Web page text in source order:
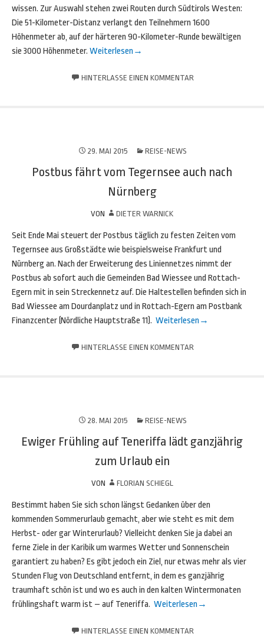
wissen. Zur Auswahl stehen zwei Routen durch Südtirols Westen:
Die 51-Kilometer-Distanz verlangt den Teilnehmern 1600
Höhenmeter ab, auf der härteren 90-Kilometer-Runde bewältigen
sie 3000 Höhenmeter. Weiterlesen →
HINTERLASSE EINEN KOMMENTAR
29. MAI 2015 REISE-NEWS
Postbus fährt vom Tegernsee auch nach
Nürnberg
VON DIETER WARNICK
Seit Ende Mai steuert der Postbus täglich zu festen Zeiten vom
Tegernsee aus Großstädte wie beispielsweise Frankfurt und
Nürnberg an. Nach der Erweiterung des Liniennetzes nimmt der
Postbus ab sofort auch die Gemeinden Bad Wiessee und Rottach-
Egern mit in sein Streckennetz auf. Die Haltestellen befinden sich in
Bad Wiessee am Dourdanplatz und in Rottach-Egern am Postbank
Finanzcenter (Nördliche Hauptstraße 11). Weiterlesen →
HINTERLASSE EINEN KOMMENTAR
28. MAI 2015 REISE-NEWS
Ewiger Frühling auf Teneriffa lädt ganzjährig
zum Urlaub ein
VON FLORIAN SCHIEGL
Bestimmt haben Sie sich schon längst Gedanken über den
kommenden Sommerurlaub gemacht, aber wie steht es mit dem
Herbst- oder gar Winterurlaub? Vielleicht denken Sie ja dabei an
ferne Ziele in der Karibik um warmes Wetter und Sonnenschein
garantiert zu haben? Es gibt jedoch ein Ziel, nur etwas mehr als vier
Stunden Flug von Deutschland entfernt, in dem es ganzjährig
traumhaft schön ist und wo es auch in den kalten Wintermonaten
frühlingshaft warm ist – auf Teneriffa. Weiterlesen →
HINTERLASSE EINEN KOMMENTAR